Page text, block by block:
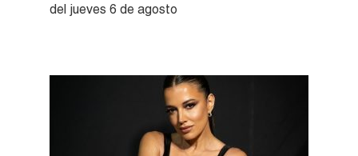
del jueves 6 de agosto